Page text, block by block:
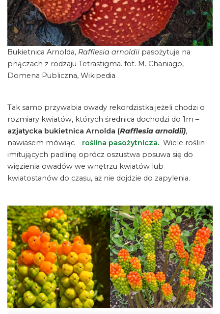
Bukietnica Arnolda, Rafflesia arnoldii pasożytuje na
pnączach z rodzaju Tetrastigma. fot. M. Chaniago,
Domena Publiczna, Wikipedia
Tak samo przywabia owady rekordzistka jeżeli chodzi o
rozmiary kwiatów, których średnica dochodzi do 1m –
azjatycka bukietnica Arnolda (Rafflesia arnoldii),
nawiasem mówiąc – roślina pasożytnicza. Wiele roślin
imitujących padlinę oprócz oszustwa posuwa się do
więzienia owadów we wnętrzu kwiatów lub
kwiatostanów do czasu, aż nie dojdzie do zapylenia.